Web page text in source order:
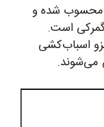
محسوب شده و
گمرکی است.
اسباب‌کشی
می‌شوند.